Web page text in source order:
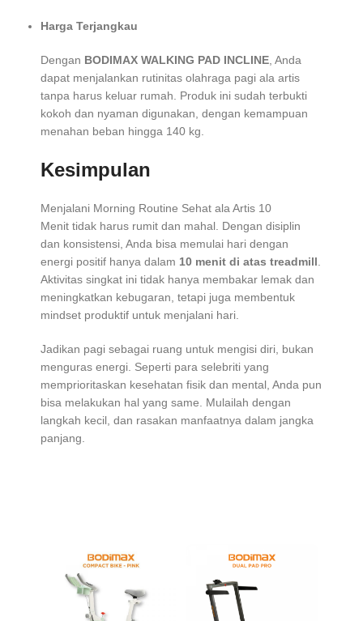
Harga Terjangkau
Dengan BODIMAX WALKING PAD INCLINE , Anda
dapat menjalankan rutinitas olahraga pagi ala artis
tanpa harus keluar rumah. Produk ini sudah terbukti
kokoh dan nyaman digunakan, dengan kemampuan
menahan beban hingga 140 kg.
Kesimpulan
Menjalani Morning Routine Sehat ala Artis 10
Menit tidak harus rumit dan mahal. Dengan disiplin
dan konsistensi, Anda bisa memulai hari dengan
energi positif hanya dalam 10 menit di atas treadmill
Aktivitas singkat ini tidak hanya membakar lemak dan
meningkatkan kebugaran, tetapi juga membentuk
mindset produktif untuk menjalani hari.
Jadikan pagi sebagai ruang untuk mengisi diri, bukan
menguras energi. Seperti para selebriti yang
memprioritaskan kesehatan fisik dan mental, Anda pun
bisa melakukan hal yang same. Mulailah dengan
langkah kecil, dan rasakan manfaatnya dalam jangka
panjang.